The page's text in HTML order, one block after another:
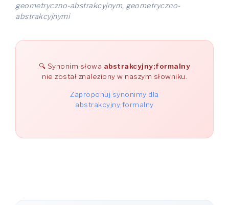
geometryczno-abstrakcyjnym, geometryczno-
abstrakcyjnymi
Synonim słowa abstrakcyjny;formalny
nie został znaleziony w naszym słowniku.
Zaproponuj synonimy dla
abstrakcyjny;formalny